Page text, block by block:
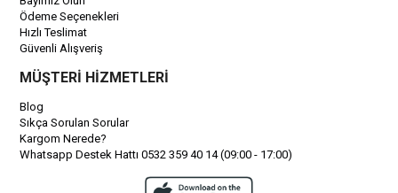
Ödeme Seçenekleri
Hızlı Teslimat
Güvenli Alışveriş
MÜŞTERİ HİZMETLERİ
Blog
Sıkça Sorulan Sorular
Kargom Nerede?
Whatsapp Destek Hattı 0532 359 40 14 (09:00 - 17:00)